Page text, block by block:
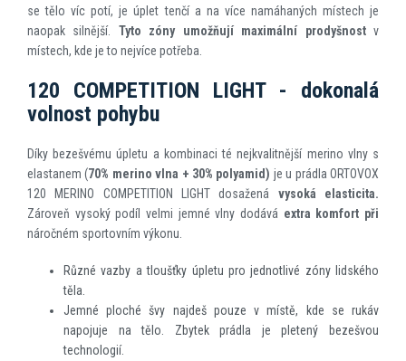
se tělo víc potí, je úplet tenčí a na více namáhaných místech je
naopak silnější. Tyto zóny umožňují maximální prodyšnostv
místech, kde je to nejvíce potřeba.
120 COMPETITION LIGHT - dokonalá
volnost pohybu
Díky bezešvému úpletu a kombinaci té nejkvalitnější merino vlny s
elastanem (70% merino vlna + 30% polyamid) je u prádla ORTOVOX
120 MERINO COMPETITION LIGHT dosažená vysoká
elasticita.
Zároveň vysoký podíl velmi jemné vlny dodává extra komfort při
náročném sportovním výkonu.
Různé vazby a tloušťky úpletu pro jednotlivé zóny lidského
těla.
Jemné ploché švy najdeš pouze v místě, kde se rukáv
napojuje na tělo. Zbytek prádla je pletený bezešvou
technologií.